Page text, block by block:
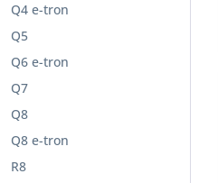
Q4 e-tron
Q5
Q6 e-tron
Q7
Q8
Q8 e-tron
R8